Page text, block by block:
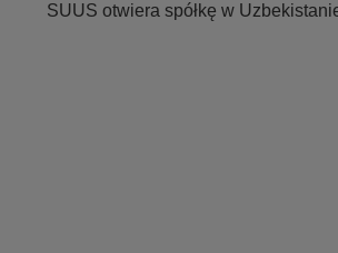
SUUS otwiera spółkę w